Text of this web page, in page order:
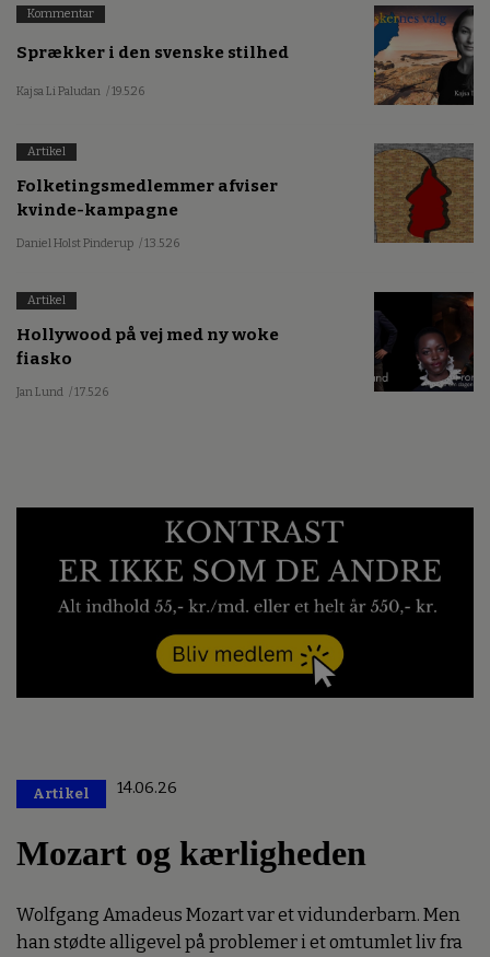
Kommentar
Sprækker i den svenske stilhed
Kajsa Li Paludan / 19.5.26
Artikel
Folketingsmedlemmer afviser
kvinde-kampagne
Daniel Holst Pinderup / 13.5.26
Artikel
Hollywood på vej med ny woke
fiasko
Jan Lund / 17.5.26
Artikel 14.06.26
Mozart og kærligheden
Wolfgang Amadeus Mozart var et vidunderbarn. Men
han stødte alligevel på problemer i et omtumlet liv fra